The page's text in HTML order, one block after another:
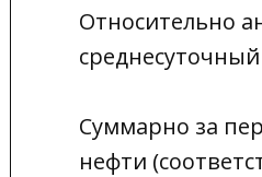
Относительно
Суммарно за
нефти